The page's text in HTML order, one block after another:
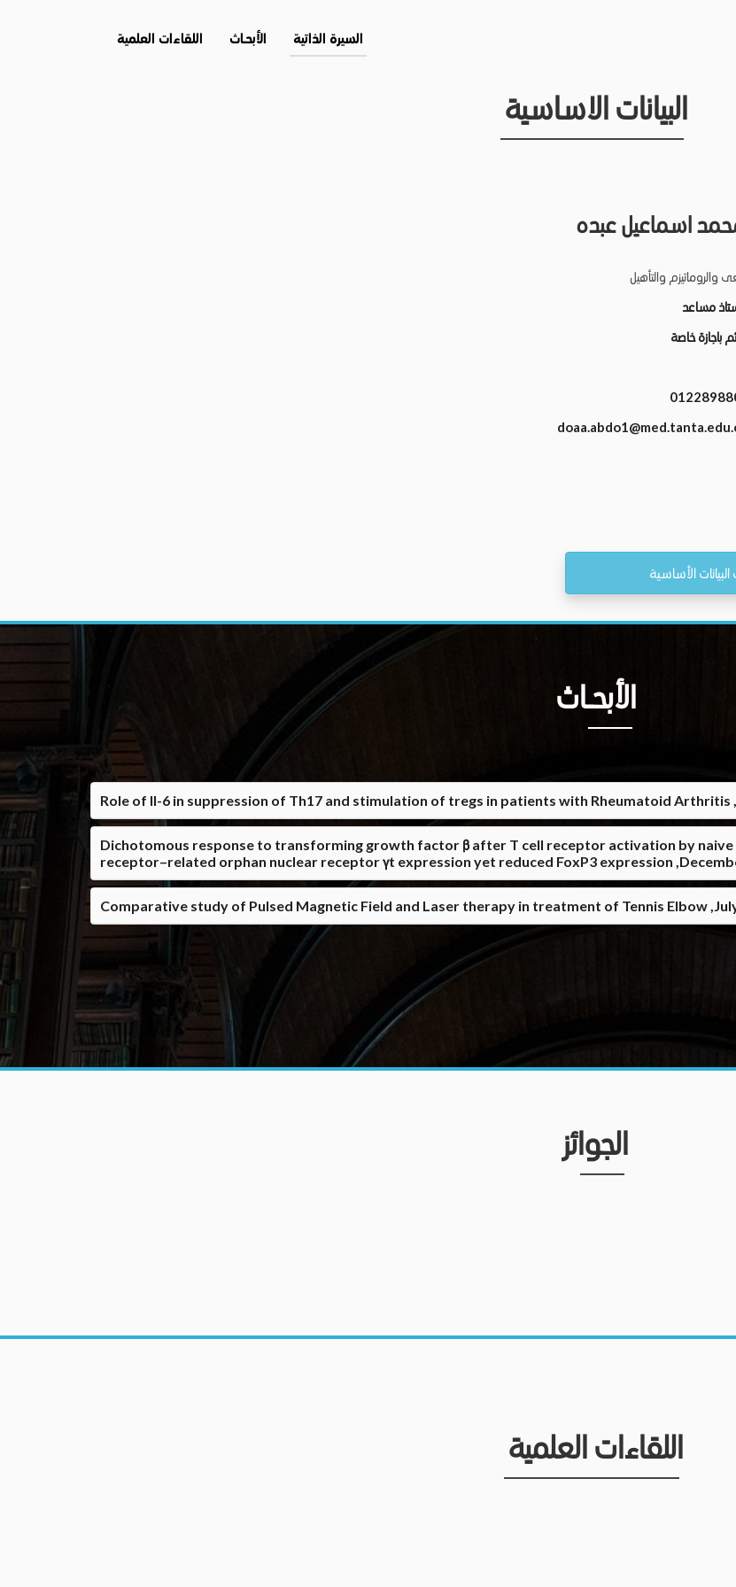
السيرة الذاتية الأبحــاث اللقاءات العلمية
البيانات الاساسية
اسماعيل عبده
والروماتيزم والتأهيل
مساعد
باجازة خاصة
الأساسية
الأبحــاث
Role of Il-6 in suppression of Th17 and stimulation of tregs in patients with Rheumatoid Arthritis
Dichotomous response to transforming growth factor β after T cell receptor activation by naive
receptor–related orphan nuclear receptor γt expression yet reduced FoxP3 expression
Comparative study of Pulsed Magnetic Field and Laser therapy in treatment of Tennis Elbow
الجوائز
اللقاءات العلمية